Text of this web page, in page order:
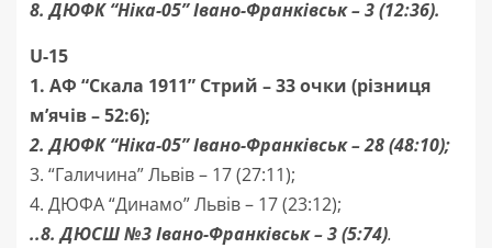
8. ДЮФК “Ніка-05” Івано-Франківськ – 3 (12:36).
U-15
1. АФ “Скала 1911” Стрий – 33 очки (різниця
м’ячів – 52:6);
2. ДЮФК “Ніка-05”Івано-Франківськ– 28 (48:10);
3. “Галичина” Львів – 17 (27:11);
4. ДЮФА “Динамо” Львів – 17 (23:12);
..8. ДЮСШ №3 Івано-Франківськ – 3 (5:74).